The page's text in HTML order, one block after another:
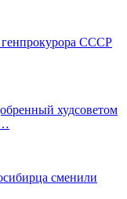
СССР
худсоветом
сменили